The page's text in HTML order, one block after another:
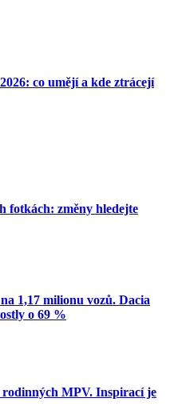
co umějí a kde ztrácejí
fotkách: změny hledejte
1,17 milionu vozů. Dacia
o 69 %
MPV. Inspirací je